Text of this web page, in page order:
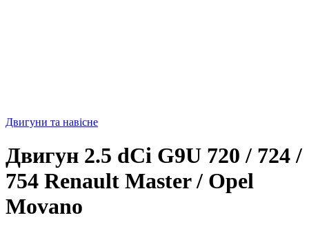
Двигуни та навісне
Двигун 2.5 dCi G9U 720 / 724 /
754 Renault Master / Opel
Movano